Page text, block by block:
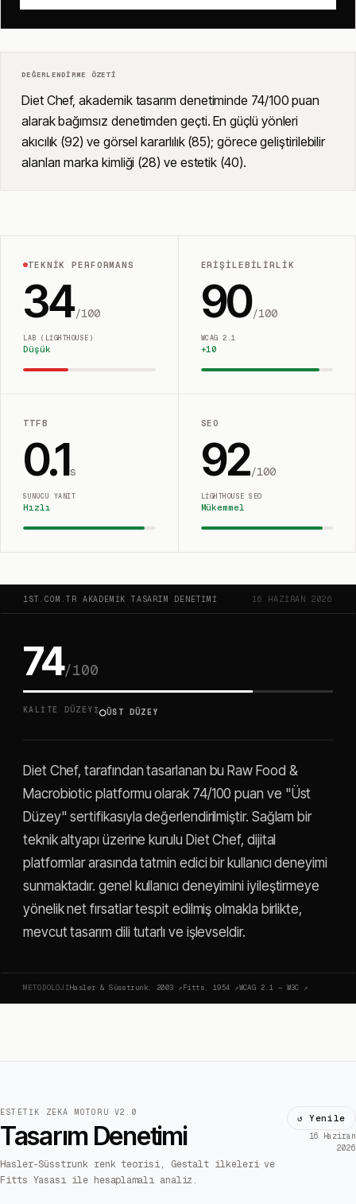
DEĞERLENDIRME ÖZETI
Diet Chef, akademik tasarım denetiminde 74/100 puan
alarak bağımsız denetimden geçti. En güçlü yönleri
akıcılık (92) ve görsel kararlılık (85); görece geliştirilebilir
alanları marka kimliği (28) ve estetik (40).
TEKNIK PERFORMANS
34/100
LAB (LIGHTHOUSE)
Düşük
ERIŞILEBILIRLIK
90/100
WCAG 2.1
+10
TTFB
0.1s
SUNUCU YANIT
Hızlı
SEO
92/100
LIGHTHOUSE SEO
Mükemmel
1ST.COM.TR AKADEMIK TASARIM DENETIMI 16 HAZIRAN 2026
74/100
KALITE DÜZEYI○ÜST DÜZEY
Diet Chef, tarafından tasarlanan bu Raw Food &
Macrobiotic platformu olarak 74/100 puan ve "Üst
Düzey" sertifikasıyla değerlendirilmiştir. Sağlam bir
teknik altyapı üzerine kurulu Diet Chef, dijital
platformlar arasında tatmin edici bir kullanıcı deneyimi
sunmaktadır. genel kullanıcı deneyimini iyileştirmeye
yönelik net fırsatlar tespit edilmiş olmakla birlikte,
mevcut tasarım dili tutarlı ve işlevseldir.
METODOLOJIHasler & Süsstrunk, 2003 ↗Fitts, 1954 ↗WCAG 2.1 — W3C ↗
ESTETIK ZEKA MOTORU V2.0
Tasarım Denetimi
Hasler-Süsstrunk renk teorisi, Gestalt ilkeleri ve
Fitts Yasası ile hesaplamalı analiz.
↺ Yenile
16 Haziran
2026